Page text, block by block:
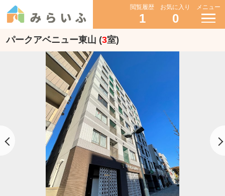
閲覧履歴
1
お気に入り
0
メニュー
パークアベニュー東山 (3室)